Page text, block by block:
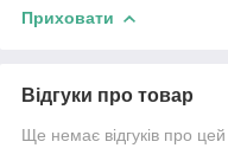
Приховати
Відгуки про товар
Ще немає відгуків про